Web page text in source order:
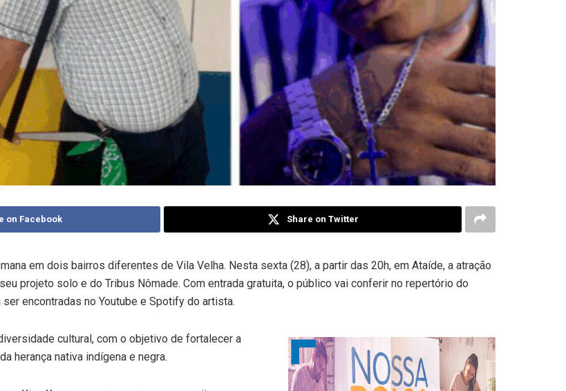
on Facebook Share on Twitter
em dois bairros diferentes de Vila Velha. Nesta sexta (28), a partir das 20h, em Ataíde, a atração
projeto solo e do Tribus Nômade. Com entrada gratuita, o público vai conferir no repertório do
encontradas no Youtube e Spotify do artista.
cultural, com o objetivo de fortalecer a
herança nativa indígena e negra.